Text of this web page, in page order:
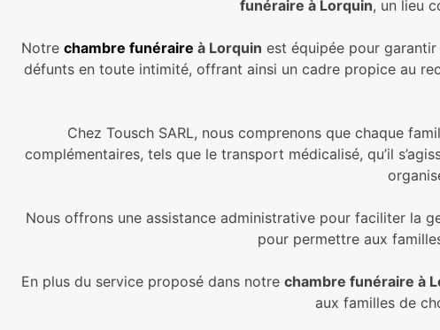
funéraire à Lorquin, un lieu
Notre chambre funéraire à Lorquin est équipée pour
défunts en toute intimité, offrant ainsi un cadre propice au
Chez Tousch SARL, nous comprenons que chaque
complémentaires, tels que le transport médicalisé, qu’il
Nous offrons une assistance administrative pour faciliter la
pour permettre aux
En plus du service proposé dans notre chambre funéraire à
aux familles de